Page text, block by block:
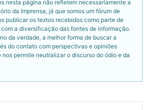
nesta página não refletem necessariamente a
da Imprensa, já que somos um fórum de
publicar os textos recebidos como parte de
a diversificação das fontes de informação.
da verdade, a melhor forma de buscar a
do contato com perspectivas e opiniões
permite neutralizar o discurso do ódio e da